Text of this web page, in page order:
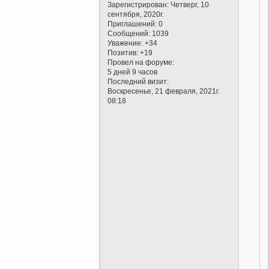
Зарегистрирован: Четверг, 10
сентября, 2020г.
Приглашений: 0
Сообщений: 1039
Уважение: +34
Позитив: +19
Провел на форуме:
5 дней 9 часов
Последний визит:
Воскресенье, 21 февраля, 2021г.
08:18